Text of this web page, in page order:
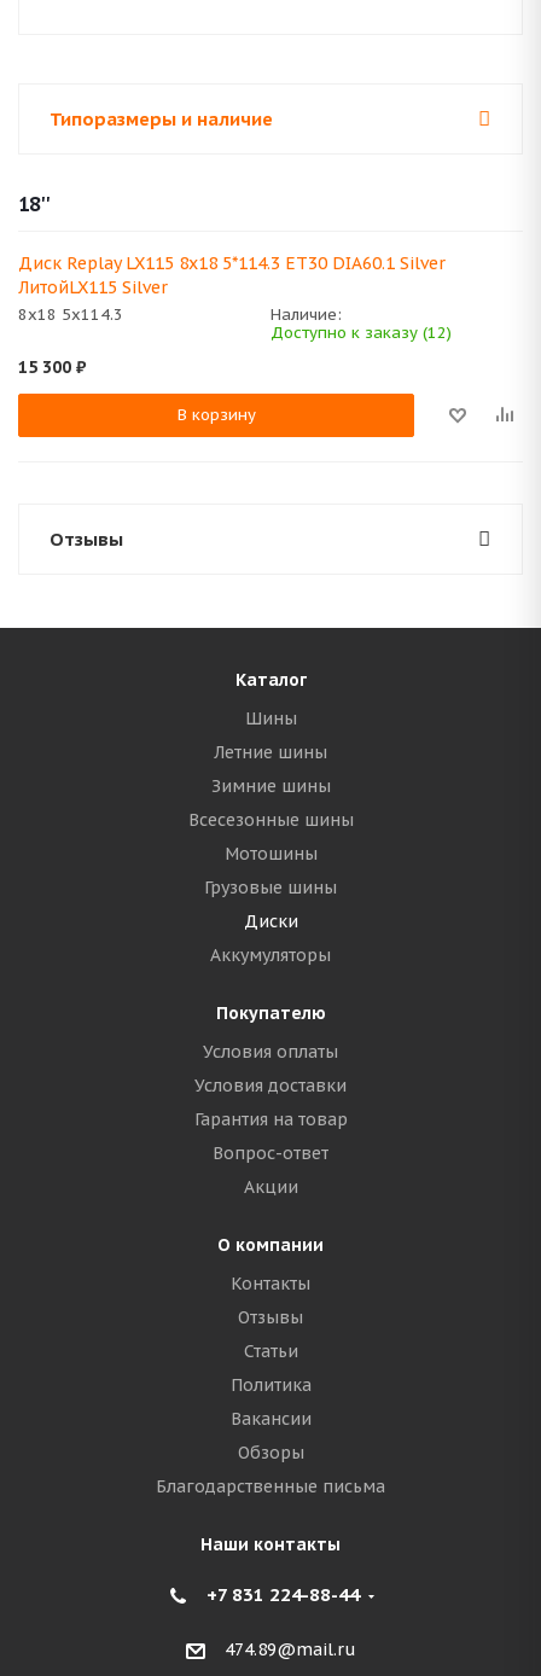
Типоразмеры и наличие
18''
Диск Replay LX115 8x18 5*114.3 ET30 DIA60.1 Silver
ЛитойLX115 Silver
8x18 5x114.3
Наличие:
Доступно к заказу (12)
15 300 ₽
В корзину
Отзывы
Каталог
Шины
Летние шины
Зимние шины
Всесезонные шины
Мотошины
Грузовые шины
Диски
Аккумуляторы
Покупателю
Условия оплаты
Условия доставки
Гарантия на товар
Вопрос-ответ
Акции
О компании
Контакты
Отзывы
Статьи
Политика
Вакансии
Обзоры
Благодарственные письма
Наши контакты
+7 831 224-88-44
474.89@mail.ru